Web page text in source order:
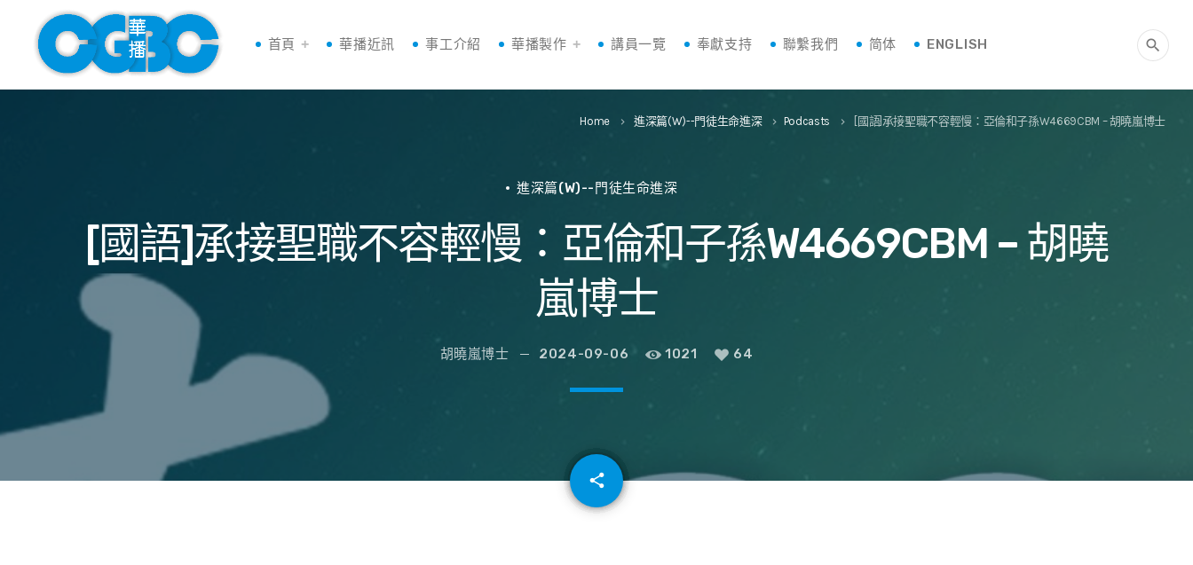
首頁 華播近訊 事工介紹 華播製作 講員一覽 奉獻支持 聯繫我們 简体 ENGLISH search
Home keyboard_arrow_right 進深篇(W)--門徒生命進深 keyboard_arrow_right Podcasts keyboard_arrow_right [國語]承接聖職不容輕慢：亞倫和子孫W4669CBM – 胡曉嵐博士
進深篇(W)--門徒生命進深
[國語]承接聖職不容輕慢：亞倫和子孫W4669CBM – 胡曉
嵐博士
胡曉嵐博士 2024-09-06 1021 64
share
email